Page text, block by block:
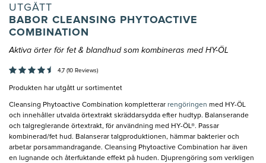
UTGÅTT
BABOR CLEANSING PHYTOACTIVE
COMBINATION
Aktiva örter för fet & blandhud som kombineras med HY-ÖL
4,7 (10 Reviews)
Produkten har utgått ur sortimentet
Cleansing Phytoactive Combination kompletterar rengöringen med HY-ÖL
och innehåller utvalda örtextrakt skräddarsydda efter hudtyp. Balanserande
och talgreglerande örtextrakt, för användning med HY-ÖL®. Passar
kombinerad/fet hud. Balanserar talgproduktionen, hämmar bakterier och
arbetar porsammandragande. Cleansing Phytoactive Combination har även
en lugnande och återfuktande effekt på huden. Djuprengöring som verkligen